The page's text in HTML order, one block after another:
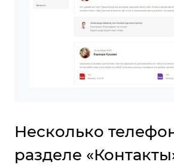
Несколько
разделе